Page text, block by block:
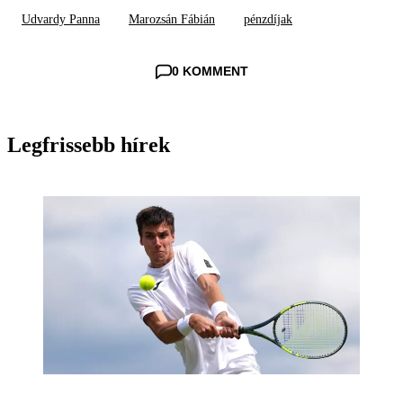
Udvardy Panna Marozsán Fábián pénzdíjak
0 KOMMENT
Legfrissebb hírek